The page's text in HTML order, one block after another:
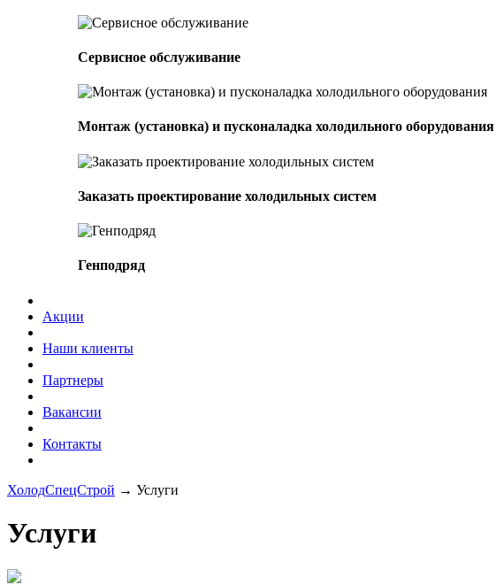
Сервисное обслуживание
Монтаж (установка) и пусконаладка холодильного оборудования
Заказать проектирование холодильных систем
Генподряд
Акции
Наши клиенты
Партнеры
Вакансии
Контакты
ХолодСпецСтрой → Услуги
Услуги